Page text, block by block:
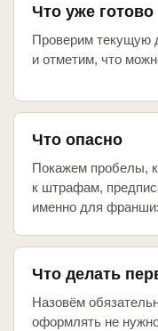
Что уже готово
Проверим текущую
и отметим, что
Что опасно
Покажем пробелы,
к штрафам,
именно для
Что делать
Назовём
оформлять не